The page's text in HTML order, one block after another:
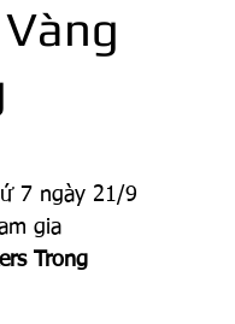
7 ngày 21/9
gia
Trong